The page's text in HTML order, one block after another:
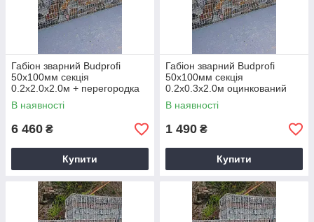
Габіон зварний Budprofi
50х100мм секція
0.2х2.0х2.0м + перегородка
оцинкований для огорожі
В наявності
6 460 ₴
Купити
Габіон зварний Budprofi
50х100мм секція
0.2х0.3х2.0м оцинкований
для огорожі
В наявності
1 490 ₴
Купити